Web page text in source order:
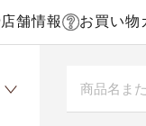
店舗情報 お買い物